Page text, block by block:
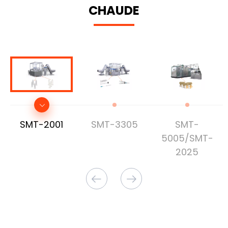
CHAUDE
SMT-2001 SMT-3305
SMT-
5005/SMT-
2025